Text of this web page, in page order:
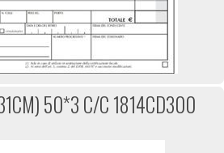
50*3 C/C 1814CD300